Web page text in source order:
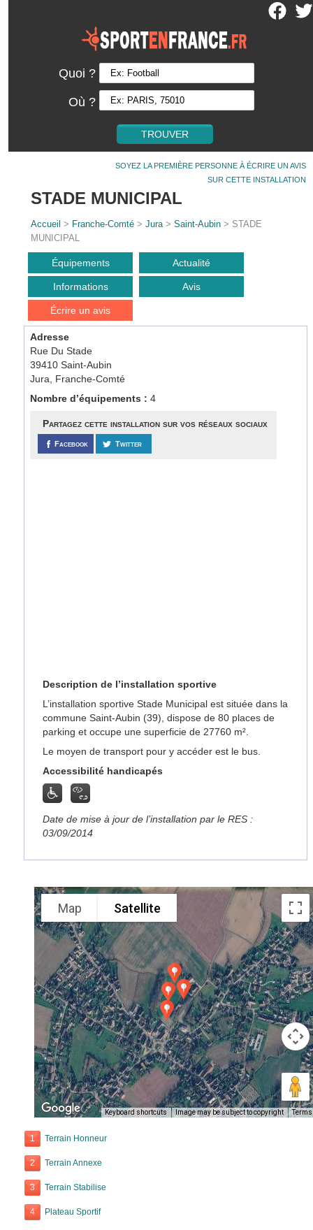
Quoi ?
Où ?
SOYEZ LA PREMIÈRE PERSONNE À ÉCRIRE UN AVIS
SUR CETTE INSTALLATION
STADE MUNICIPAL
Accueil > Franche-Comté >Jura>Saint-Aubin > STADE
MUNICIPAL
Équipements Actualité
Informations Avis
Écrire un avis
Adresse
Rue Du Stade
39410 Saint-Aubin
Jura, Franche-Comté
Nombre d’équipements :4
Partagez cette installation sur vos réseaux sociaux
Facebook Twitter
Description de l’installation sportive
L’installation sportive Stade Municipal est située dans la
commune Saint-Aubin (39), dispose de 80 places de
parking et occupe une superficie de 27760 m².
Le moyen de transport pour y accéder est le bus.
Accessibilité handicapés
Date de mise à jour de l’installation par le RES :
03/09/2014
Map Satellite
Keyboard shortcuts Image may be subject to copyright Terms
1 Terrain Honneur
2 Terrain Annexe
3 Terrain Stabilise
4 Plateau Sportif